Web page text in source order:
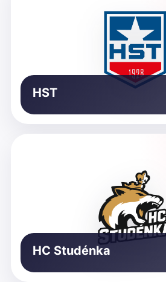
HST
HC Studénka